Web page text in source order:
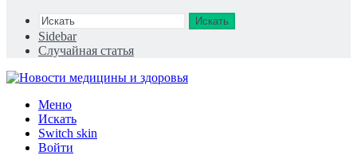
Искать
Sidebar
Случайная статья
Меню
Искать
Switch skin
Войти